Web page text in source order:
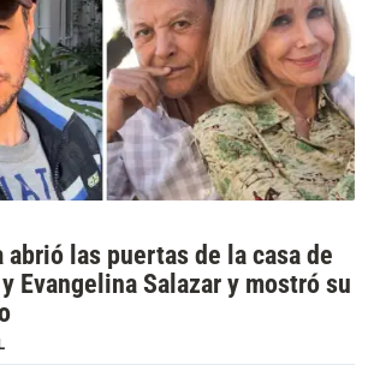
las puertas de la casa de
Evangelina Salazar y mostró su